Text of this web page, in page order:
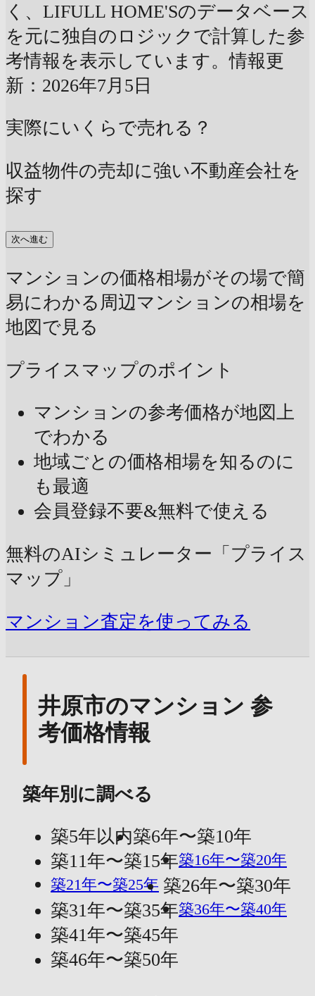
く、LIFULL HOME'Sのデータベース
を元に独自のロジックで計算した参
考情報を表示しています。情報更
新：2026年7月5日
実際にいくらで売れる？
収益物件の売却に強い不動産会社を
探す
次へ進む
マンションの価格相場がその場で簡
易にわかる 周辺マンションの相場を
地図で見る
プライスマップのポイント
マンションの参考価格が地図上
でわかる
地域ごとの価格相場を知るのに
も最適
会員登録不要&無料で使える
無料のAIシミュレーター「プライス
マップ」
マンション査定を使ってみる
井原市のマンション 参
考価格情報
築年別に調べる
築5年以内築6年〜築10年
築11年〜築15年築16年〜築20年
築21年〜築25年 築26年〜築30年
築31年〜築35年築36年〜築40年
築41年〜築45年
築46年〜築50年